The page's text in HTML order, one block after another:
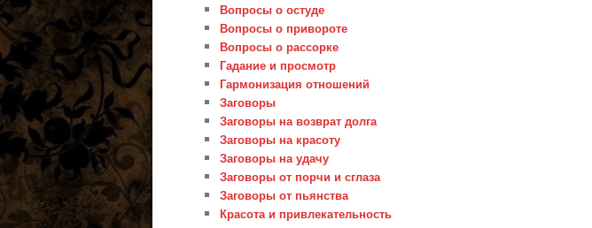
Вопросы о остуде
Вопросы о привороте
Вопросы о рассорке
Гадание и просмотр
Гармонизация отношений
Заговоры
Заговоры на возврат долга
Заговоры на красоту
Заговоры на удачу
Заговоры от порчи и сглаза
Заговоры от пьянства
Красота и привлекательность